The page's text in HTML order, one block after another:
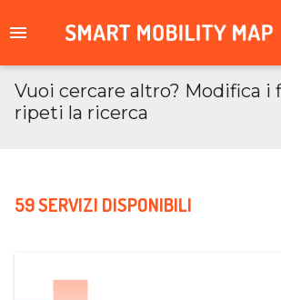
Vuoi cercare altro? Modifica i
ripeti la ricerca
59 SERVIZI DISPONIBILI